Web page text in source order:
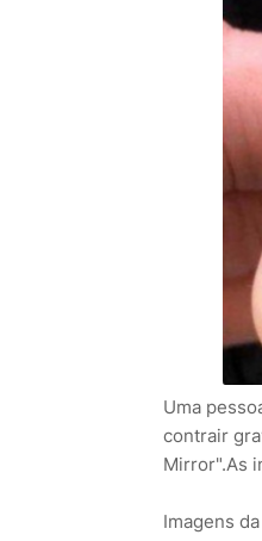
Uma
contrair
Mirror".As
Imagens